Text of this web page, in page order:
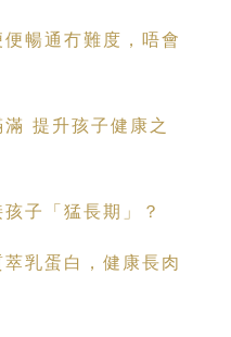
便暢通冇難度，唔會
之
子「猛長期」？
乳蛋白，健康長肉